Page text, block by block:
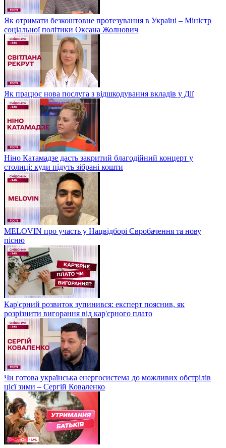
Як отримати безкоштовне протезування в Україні – Міністр
соціальної політики Оксана Жолнович
Як працює нова послуга з відшкодування вкладів у Дії
Ніно Катамадзе дасть закритий благодійний концерт у
столиці: куди підуть зібрані кошти
MELOVIN про участь у Нацвідборі Євробачення та нову
пісню
Кар'єрний розвиток зупинився: експерт пояснив, як
розрізнити вигорання від кар'єрного плато
Чи готова українська енергосистема до можливих обстрілів
цієї зими – Сергій Коваленко